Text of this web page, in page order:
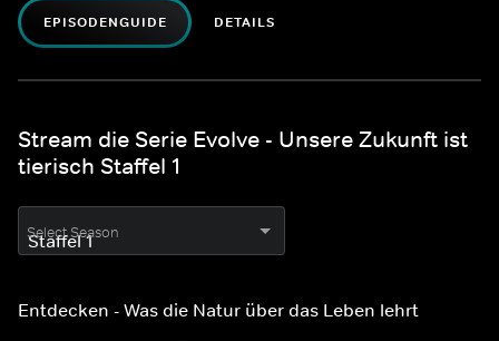
EPISODENGUIDE DETAILS
Stream die Serie Evolve - Unsere Zukunft ist
tierisch Staffel 1
Select Season
Entdecken - Was die Natur über das Leben lehrt